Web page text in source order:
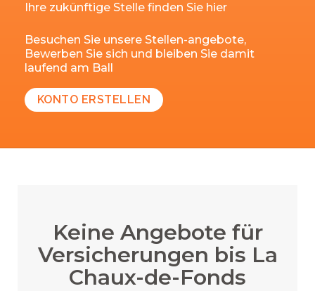
Ihre zukünftige Stelle finden Sie hier
Besuchen Sie unsere Stellen-angebote,
Bewerben Sie sich und bleiben Sie damit
laufend am Ball
KONTO ERSTELLEN
Keine Angebote für
Versicherungen bis La
Chaux-de-Fonds